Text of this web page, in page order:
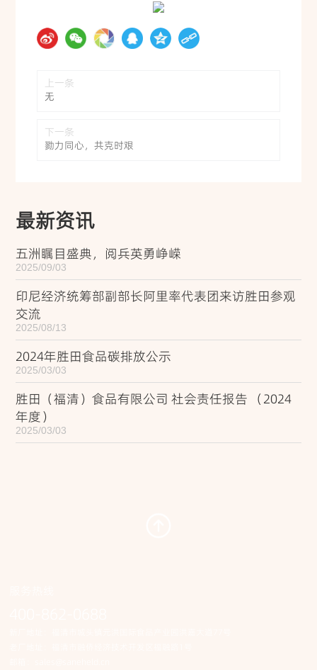
上一条
无
下一条
勠力同心，共克时艰
最新资讯
五洲瞩目盛典，阅兵英勇峥嵘
2025/09/03
印尼经济统筹部副部长阿里率代表团来访胜田参观
交流
2025/08/13
2024年胜田食品碳排放公示
2025/03/03
胜田（福清）食品有限公司 社会责任报告 （2024
年度）
2025/03/03